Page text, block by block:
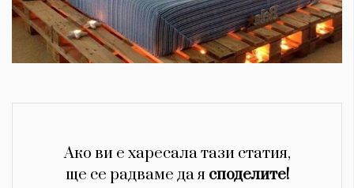
Ако ви е харесала тази статия,
ще се радваме да я споделите!